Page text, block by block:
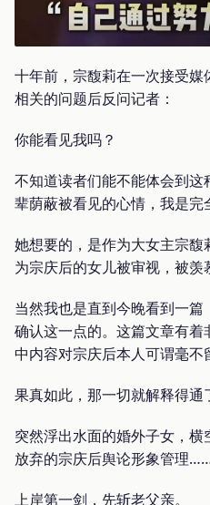
十年前，宗馥莉在一次接受
相关的问题后反问记者：
你能看见我吗？
不知道读者们能不能体会到
辈荫蔽被看见的心情，我是完
她想要的，是作为大女主宗
为宗庆后的女儿被审视，被羡
当然我也是直到今晚看到一
确认这一点的。这篇文章有
中内容对宗庆后本人可谓毫不
果真如此，那一切就解释得通
突然浮出水面的婚外子女，
放弃的宗庆后舆论形象管理
上岸第一剑，先斩老父亲。